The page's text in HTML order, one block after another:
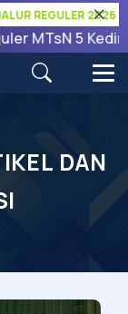
REGULER 2026
MTsN 5 Kediri
DAN